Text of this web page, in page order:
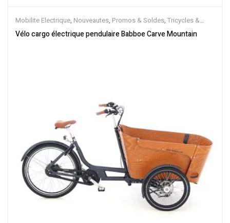
Mobilite Electrique, Nouveautes, Promos & Soldes, Tricycles &
Cargos,Vélo électrique ville,Velos Electriques
Vélo cargo électrique pendulaire Babboe Carve Mountain